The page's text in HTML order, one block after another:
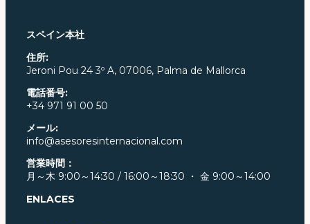
スペイン本社
住所:
Jeroni Pou 24 3º A, 07006, Palma de Mallorca
電話番号:
+34 971 91 00 50
メール:
info@asesoresinternacional.com
営業時間：
月～木 9:00～14:30 / 16:00～18:30 ・ 金 9:00～14:00
ENLACES